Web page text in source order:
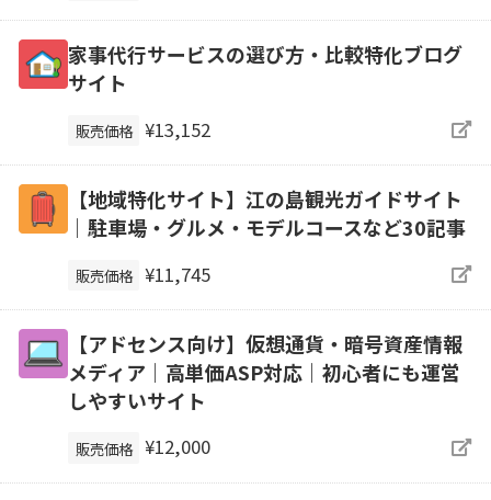
家事代行サービスの選び方・比較特化ブログ
サイト
販売価格 ¥13,152
【地域特化サイト】江の島観光ガイドサイト
｜駐車場・グルメ・モデルコースなど30記事
販売価格 ¥11,745
【アドセンス向け】仮想通貨・暗号資産情報
メディア｜高単価ASP対応｜初心者にも運営
しやすいサイト
販売価格 ¥12,000